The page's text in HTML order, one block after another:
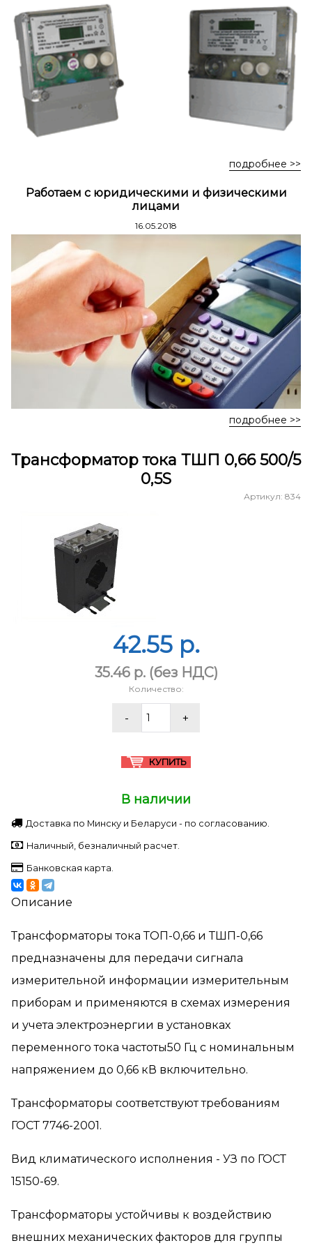
Стремянки стальные
Стремянки двухсторонние стальные
подробнее >>
Работаем с юридическими и физическими
лицами
16.05.2018
подробнее >>
Трансформатор тока ТШП 0,66 500/5
0,5S
Артикул: 834
42.55 p.
35.46 p.(без НДС)
Количество:
В наличии
Доставка по Минску и Беларуси - по согласованию.
Наличный, безналичный расчет.
Банковская карта.
Описание
Трансформаторы тока ТОП-0,66 и ТШП-0,66
предназначены для передачи сигнала
измерительной информации измерительным
приборам и применяются в схемах измерения
и учета электроэнергии в установках
переменного тока частоты50 Гц с номинальным
напряжением до 0,66 кВ включительно.
Трансформаторы соответствуют требованиям
ГОСТ 7746-2001.
Вид климатического исполнения - УЗ по ГОСТ
15150-69.
Трансформаторы устойчивы к воздействию
внешних механических факторов для группы